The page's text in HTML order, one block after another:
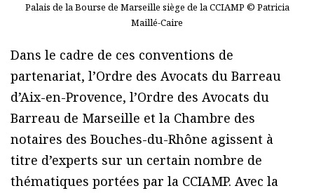
Palais de la Bourse de Marseille siège de la CCIAMP © Patricia
Maillé-Caire
Dans le cadre de ces conventions de
partenariat, l’Ordre des Avocats du Barreau
d’Aix-en-Provence, l’Ordre des Avocats du
Barreau de Marseille et la Chambre des
notaires des Bouches-du-Rhône agissent à
titre d’experts sur un certain nombre de
thématiques portées par la CCIAMP. Avec la